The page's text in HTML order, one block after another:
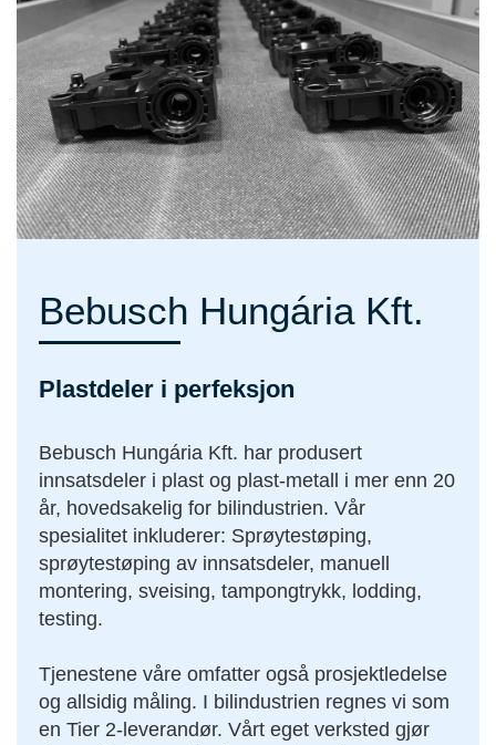
Bebusch Hungária Kft.
Plastdeler i perfeksjon
Bebusch Hungária Kft. har produsert
innsatsdeler i plast og plast-metall i mer enn 20
år, hovedsakelig for bilindustrien. Vår
spesialitet inkluderer: Sprøytestøping,
sprøytestøping av innsatsdeler, manuell
montering, sveising, tampongtrykk, lodding,
testing.
Tjenestene våre omfatter også prosjektledelse
og allsidig måling. I bilindustrien regnes vi som
en Tier 2-leverandør. Vårt eget verksted gjør